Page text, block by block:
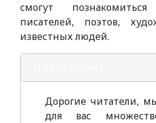
смогут
писателей, поэтов,
известных людей.
Дорогие читатели,
для вас